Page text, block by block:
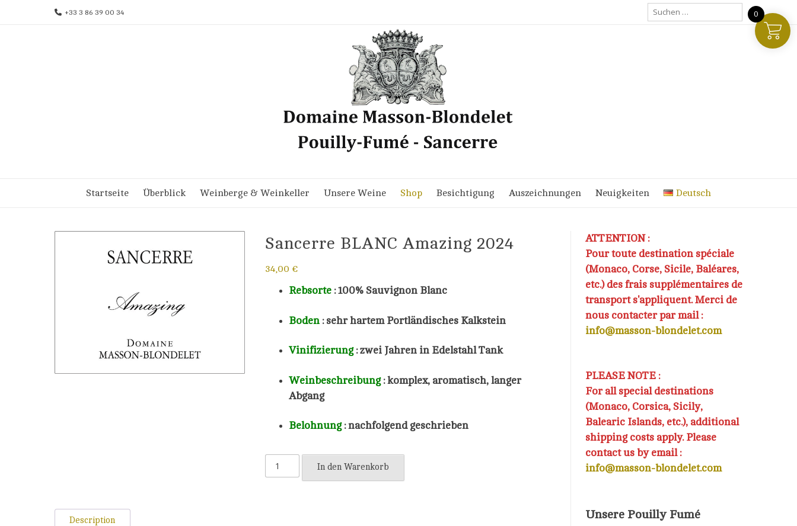
+33 3 86 39 00 34
Suchen
Startseite Überblick Weinberge & Weinkeller Unsere Weine Shop Besichtigung Auszeichnungen Neuigkeiten Deutsch
Sancerre BLANC Amazing 2024
34,00 €
Rebsorte: 100% Sauvignon Blanc
Boden: sehr hartem Portländisches Kalkstein
Vinifizierung:zwei Jahren in Edelstahl Tank
Weinbeschreibung: komplex, aromatisch, langer
Abgang
Belohnung: nachfolgend geschrieben
Sancerre
BLANC
In den Warenkorb
Description
ATTENTION :
Pour toute destination spéciale
(Monaco, Corse, Sicile, Baléares,
etc.) des frais supplémentaires de
transport s'appliquent. Merci de
nous contacter par mail :
info@masson-blondelet.com
PLEASE NOTE :
For all special destinations
(Monaco, Corsica, Sicily,
Balearic Islands, etc.), additional
shipping costs apply. Please
contact us by email :
info@masson-blondelet.com
Unsere Pouilly Fumé
0